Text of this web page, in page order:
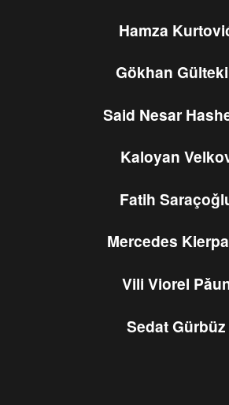
Hamza
Gökhan
Said Nesar
Kaloyan
Fatih
Mercedes
Vili Viorel
Sedat Gürbüz